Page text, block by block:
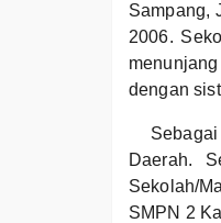
Sampang,
2006.
dengan
Daerah.
Sekolah/
SMPN 2